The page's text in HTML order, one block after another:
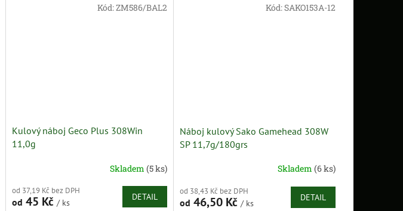
Kulový náboj Geco Plus 308Win
11,0g
Skladem (5 ks)
od 37,19 Kč bez DPH
od 45 Kč / ks
DETAIL
Kód:ZM586/BAL2
Náboj kulový Sako Gamehead 308W
SP 11,7g/180grs
Skladem (6 ks)
od 38,43 Kč bez DPH
od 46,50 Kč / ks
DETAIL
Kód:SAKO153A-12